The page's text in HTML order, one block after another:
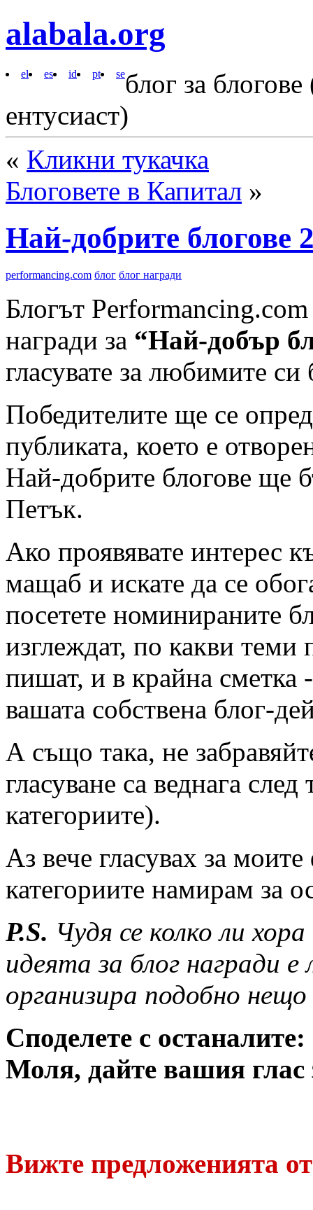
alabala.org
el es id pt seблог за
ентусиаст)
« Кликни тукачка
Блоговете в Капитал »
Най-добрите блогове
performancing.com блог блог награди
Блогът
награди за “Най-добър
гласувате за любимите
Победителите ще се
публиката, което е
Най-добрите блогове ще
Петък.
Ако проявявате интерес
мащаб и искате да се
посетете номинираните
изглеждат, по какви
пишат, и в крайна сметка
вашата собствена блог-
А също така, не
гласуване са веднага
категориите).
Аз вече гласувах за
категориите намирам за
P.S. Чудя се колко ли
идеята за блог награди
организира подобно нещо
Споделете с останалите:
Моля, дайте вашия глас
Вижте предложенията